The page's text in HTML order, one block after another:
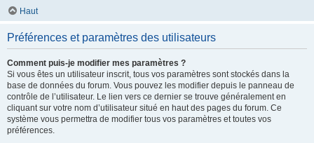
Haut
Préférences et paramètres des utilisateurs
Comment puis-je modifier mes paramètres ?
Si vous êtes un utilisateur inscrit, tous vos paramètres sont stockés dans la
base de données du forum. Vous pouvez les modifier depuis le panneau de
contrôle de l’utilisateur. Le lien vers ce dernier se trouve généralement en
cliquant sur votre nom d’utilisateur situé en haut des pages du forum. Ce
système vous permettra de modifier tous vos paramètres et toutes vos
préférences.